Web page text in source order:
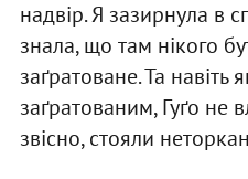
надвір. Я зазирнула в
знала, що там нікого
заґратоване. Та навіть
заґратованим, Гуґо не
звісно, стояли